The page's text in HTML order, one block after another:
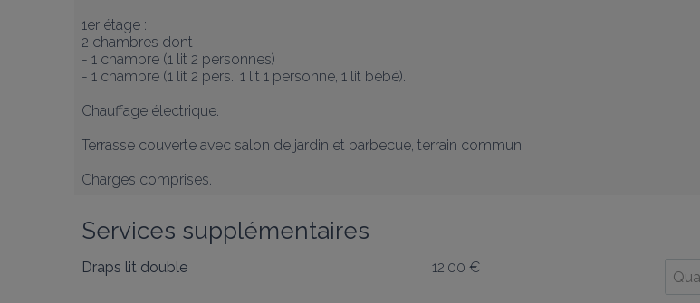
1er étage :
2 chambres dont
- 1 chambre (1 lit 2 personnes)
- 1 chambre (1 lit 2 pers., 1 lit 1 personne, 1 lit bébé).
Chauffage électrique.
Terrasse couverte avec salon de jardin et barbecue, terrain commun.
Charges comprises.
Services supplémentaires
Draps lit double 12,00 €